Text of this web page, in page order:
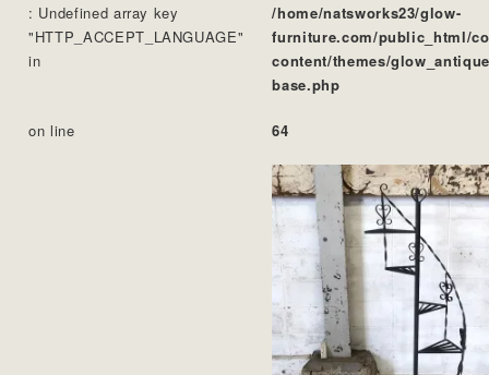
: Undefined array key
"HTTP_ACCEPT_LANGUAGE"
in
/home/natsworks23/glow-
furniture.com/public_html/
content/themes/
base.php
on line 64